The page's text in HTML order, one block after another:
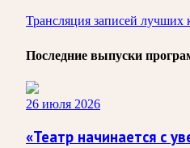
Трансляция записей лучших
Последние выпуски
26 июля 2026
«Театр начинается с